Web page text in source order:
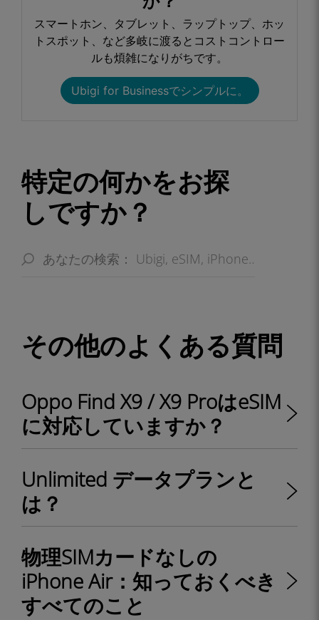
スマートホン、タブレット、ラップトップ、ホッ
トスポット、など多岐に渡るとコストコントロー
ルも煩雑になりがちです。​
Ubigi for Businessでシンプルに。​
特定の何かをお探
しですか？
その他のよくある質問
Oppo Find X9 / X9 ProはeSIM
に対応していますか？
Unlimited データプランと
は？
物理SIMカードなしの
iPhone Air：知っておくべき
すべてのこと